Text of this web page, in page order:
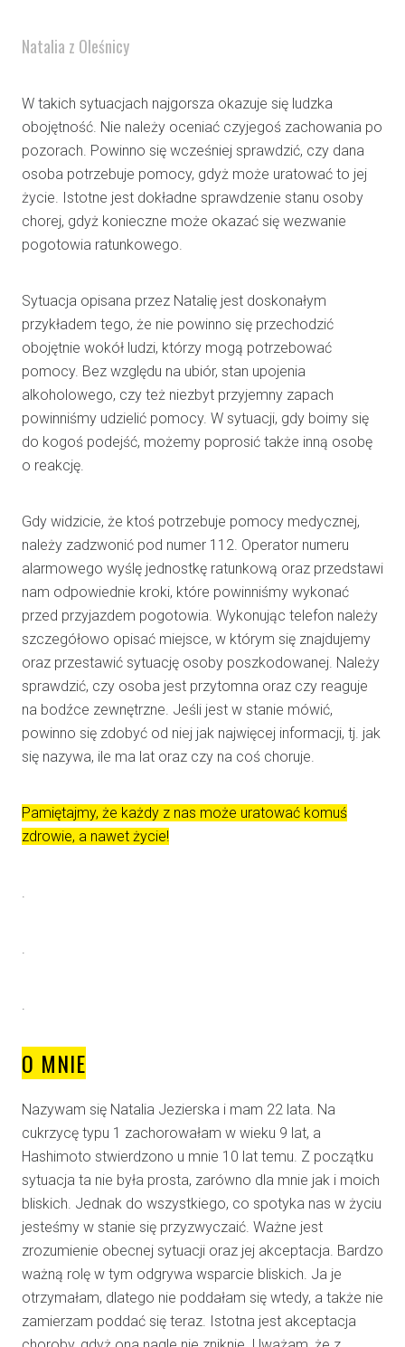
Natalia z Oleśnicy
W takich sytuacjach najgorsza okazuje się ludzka
obojętność. Nie należy oceniać czyjegoś zachowania po
pozorach. Powinno się wcześniej sprawdzić, czy dana
osoba potrzebuje pomocy, gdyż może uratować to jej
życie. Istotne jest dokładne sprawdzenie stanu osoby
chorej, gdyż konieczne może okazać się wezwanie
pogotowia ratunkowego.
Sytuacja opisana przez Natalię jest doskonałym
przykładem tego, że nie powinno się przechodzić
obojętnie wokół ludzi, którzy mogą potrzebować
pomocy. Bez względu na ubiór, stan upojenia
alkoholowego, czy też niezbyt przyjemny zapach
powinniśmy udzielić pomocy. W sytuacji, gdy boimy się
do kogoś podejść, możemy poprosić także inną osobę
o reakcję.
Gdy widzicie, że ktoś potrzebuje pomocy medycznej,
należy zadzwonić pod numer 112. Operator numeru
alarmowego wyślę jednostkę ratunkową oraz przedstawi
nam odpowiednie kroki, które powinniśmy wykonać
przed przyjazdem pogotowia. Wykonując telefon należy
szczegółowo opisać miejsce, w którym się znajdujemy
oraz przestawić sytuację osoby poszkodowanej. Należy
sprawdzić, czy osoba jest przytomna oraz czy reaguje
na bodźce zewnętrzne. Jeśli jest w stanie mówić,
powinno się zdobyć od niej jak najwięcej informacji, tj. jak
się nazywa, ile ma lat oraz czy na coś choruje.
Pamiętajmy, że każdy z nas może uratować komuś
zdrowie, a nawet życie!
.
.
.
O MNIE
Nazywam się Natalia Jezierska i mam 22 lata. Na
cukrzycę typu 1 zachorowałam w wieku 9 lat, a
Hashimoto stwierdzono u mnie 10 lat temu. Z początku
sytuacja ta nie była prosta, zarówno dla mnie jak i moich
bliskich. Jednak do wszystkiego, co spotyka nas w życiu
jesteśmy w stanie się przyzwyczaić. Ważne jest
zrozumienie obecnej sytuacji oraz jej akceptacja. Bardzo
ważną rolę w tym odgrywa wsparcie bliskich. Ja je
otrzymałam, dlatego nie poddałam się wtedy, a także nie
zamierzam poddać się teraz. Istotna jest akceptacja